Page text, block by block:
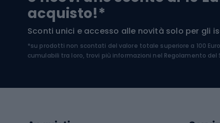
Sport acquatici
Costumi da bagno
Sci
acquisto!*
Sconti unici e accesso alle novità solo per gli
*su prodotti non scontati del valore totale superiore a 100
cumulabili tra loro, trovi più informazioni nel Regolamento del